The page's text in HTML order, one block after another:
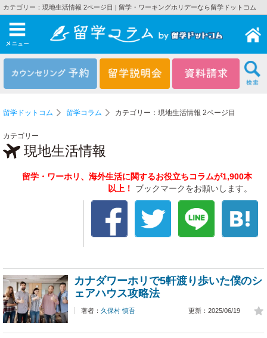
カテゴリー：現地生活情報 2ページ目 | 留学・ワーキングホリデーなら留学ドットコム
メニュー
留学ドットコム 留学コラム カテゴリー：現地生活情報 2ページ目
カテゴリー
現地生活情報
留学・ワーホリ、海外生活に関するお役立ちコラムが1,900本
以上！ ブックマークをお願いします。
カナダワーホリで5軒渡り歩いた僕のシ
ェアハウス攻略法
更新：2025/06/19
著者： 久保村 慎吾